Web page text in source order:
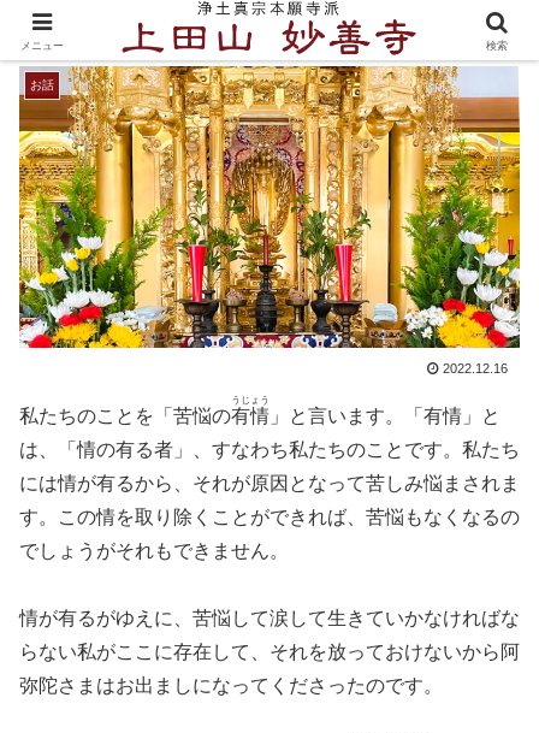
阿弥陀さまの存在理由
お話
2022.12.16
私たちのことを「苦悩の有情
うじょう
」と言います。「有情」と
は、「情の有る者」、すなわち私たちのことです。私たち
には情が有るから、それが原因となって苦しみ悩まされま
す。この情を取り除くことができれば、苦悩もなくなるの
でしょうがそれもできません。
情が有るがゆえに、苦悩して涙して生きていかなければな
らない私がここに存在して、それを放っておけないから阿
弥陀さまはお出ましになってくださったのです。
メニュー 検索